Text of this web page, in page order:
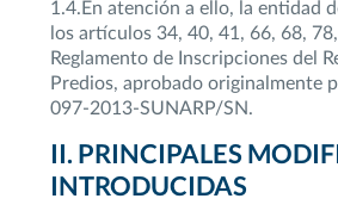
1.4.En atención a ello, la entidad
los artículos 34, 40, 41, 66, 68,
Reglamento de Inscripciones del
Predios, aprobado originalmente
097-2013-SUNARP/SN.
II. PRINCIPALES
INTRODUCIDAS